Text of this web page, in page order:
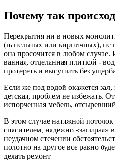
Почему так
Перекрытия ни в новых
(панельных или кирпичных), не
она просочится в любом случае.
ванная, отделанная плиткой -
протереть и высушить без
Если же под водой окажется зал,
детская, проблем не избежать.
испорченная мебель,
В этом случае натяжной
спасителем, надежно «запирая»
неудачном стечении
полотно на другое все равно
делать ремонт.